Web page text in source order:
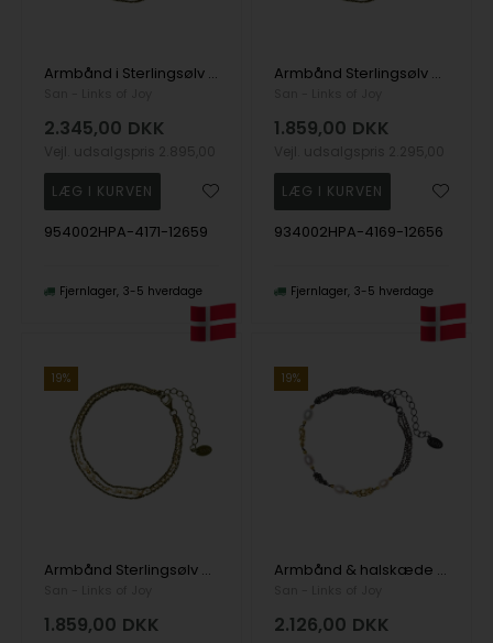
Armbånd i Sterlingsølv m.14kt guld & ferskvandsperler 16+4 cm, fra San - Links of Joy
2.345,00 DKK
954002HPA-4171-12659
Fjernlager 3-5 hverdage
Armbånd Sterlingsølv med 9kt guld og ferskvandsperle 18+4 cm, fra San - Links of Joy
1.859,00 DKK
934002HPA-4169-12656
Fjernlager 3-5 hverdage
19%
Armbånd Sterlingsølv med 9kt guld og ferskvandsperle 16+4 cm, fra San - Links of Joy
1.859,00 DKK
19%
Armbånd & halskæde Steringsølv m.14kt guld & ferskvandsperler 18+4 cm, fra San - Links of Joy
2.126,00 DKK